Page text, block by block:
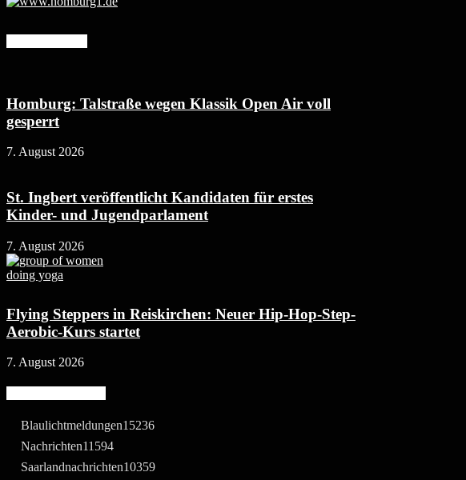
Homburg: Talstraße wegen Klassik Open Air voll
gesperrt
7. August 2026
St. Ingbert veröffentlicht Kandidaten für erstes
Kinder- und Jugendparlament
7. August 2026
Flying Steppers in Reiskirchen: Neuer Hip-Hop-Step-
Aerobic-Kurs startet
7. August 2026
Blaulichtmeldungen15236
Nachrichten11594
Saarlandnachrichten10359